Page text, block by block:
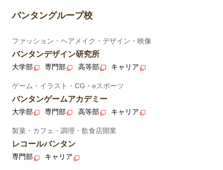
バンタングループ校
ファッション・ヘアメイク・デザイン・映像
バンタンデザイン研究所
大学部 専門部 高等部 キャリア
ゲーム・イラスト・CG・eスポーツ
バンタンゲームアカデミー
大学部 専門部 高等部 キャリア
製菓・カフェ・調理・飲食店開業
レコールバンタン
専門部 キャリア